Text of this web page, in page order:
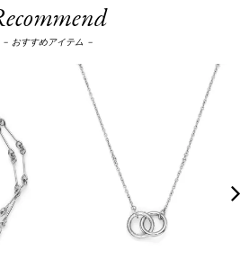
－ おすすめアイテム －